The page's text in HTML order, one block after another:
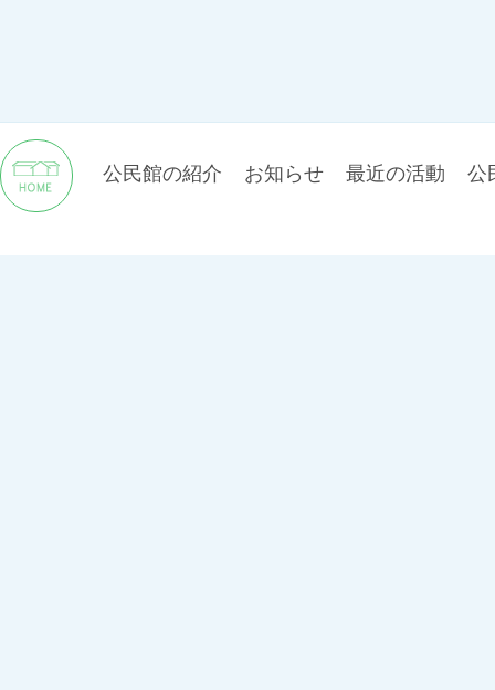
公民館の紹介 お知らせ 最近の活動 公